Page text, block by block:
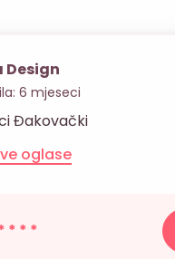
Design
6 mjeseci
Đakovački
oglase
* * *